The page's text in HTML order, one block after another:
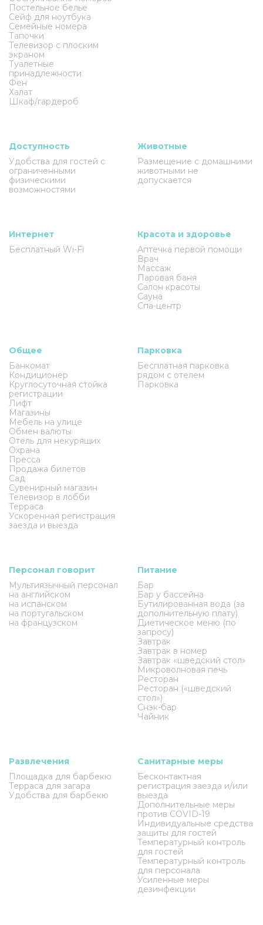
Постельное белье
Сейф для ноутбука
Семейные номера
Тапочки
Телевизор с плоским
экраном
Туалетные
принадлежности
Фен
Халат
Шкаф/гардероб
Доступность
Удобства для гостей с
ограниченными
физическими
возможностями
Животные
Размещение с домашними
животными не
допускается
Интернет
Бесплатный Wi-Fi
Красота и здоровье
Аптечка первой помощи
Врач
Массаж
Паровая баня
Салон красоты
Сауна
Спа-центр
Общее
Банкомат
Кондиционер
Круглосуточная стойка
регистрации
Лифт
Магазины
Мебель на улице
Обмен валюты
Отель для некурящих
Охрана
Пресса
Продажа билетов
Сад
Сувенирный магазин
Телевизор в лобби
Терраса
Ускоренная регистрация
заезда и выезда
Парковка
Бесплатная парковка
рядом с отелем
Парковка
Персонал говорит
Мультиязычный персонал
на английском
на испанском
на португальском
на французском
Питание
Бар
Бар у бассейна
Бутилированная вода (за
дополнительную плату)
Диетическое меню (по
запросу)
Завтрак
Завтрак в номер
Завтрак «шведский стол»
Микроволновая печь
Ресторан
Ресторан («шведский
стол»)
Снэк-бар
Чайник
Развлечения
Площадка для барбекю
Терраса для загара
Удобства для барбекю
Санитарные меры
Бесконтактная
регистрация заезда и/или
выезда
Дополнительные меры
против COVID-19
Индивидуальные средства
защиты для гостей
Температурный контроль
для гостей
Температурный контроль
для персонала
Усиленные меры
дезинфекции